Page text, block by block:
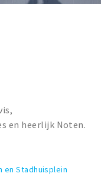
en heerlijk Noten.
en Stadhuisplein